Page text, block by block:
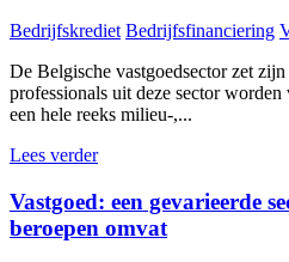
Bedrijfskrediet Bedrijfsfinanciering
De Belgische vastgoedsector zet
professionals uit deze sector
een hele reeks milieu-,...
Lees verder
Vastgoed: een gevarieerde
beroepen omvat